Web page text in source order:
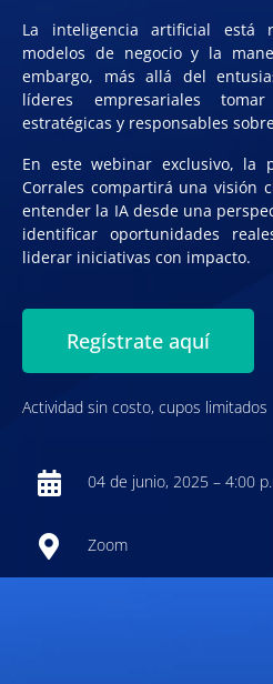
La inteligencia artificial está
modelos de negocio y la
embargo, más allá del
líderes empresariales
estratégicas y responsables
En este webinar exclusivo, la
Corrales compartirá una visión
entender la IAdesde una
identificar oportunidades
liderar iniciativas con impacto.
Regístrate aquí
Actividad sin costo, cupos limitados
04 de junio, 2025 – 4:00
Zoom